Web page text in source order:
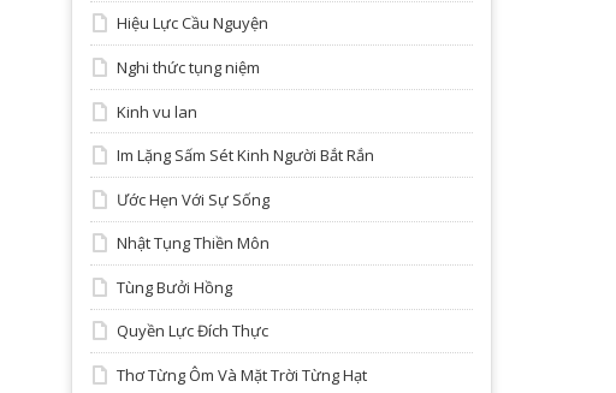
Hiệu Lực Cầu Nguyện
Nghi thức tụng niệm
Kinh vu lan
Im Lặng Sấm Sét Kinh Người Bắt Rắn
Ước Hẹn Với Sự Sống
Nhật Tụng Thiền Môn
Tùng Bưởi Hồng
Quyền Lực Đích Thực
Thơ Từng Ôm Và Mặt Trời Từng Hạt